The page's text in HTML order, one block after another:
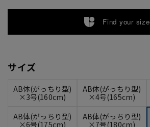
Find your size
サイズ
AB体(がっちり型)
×3号(160cm)
AB体(がっちり型)
×4号(165cm)
AB体(がっちり型)
×6号(175cm)
AB体(がっちり型)
×7号(180cm)